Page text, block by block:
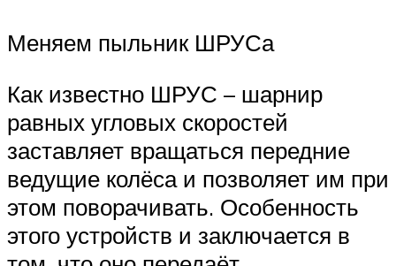
Меняем пыльник ШРУСа
Как известно ШРУС – шарнир
равных угловых скоростей
заставляет вращаться передние
ведущие колёса и позволяет им при
этом поворачивать. Особенность
этого устройств и заключается в